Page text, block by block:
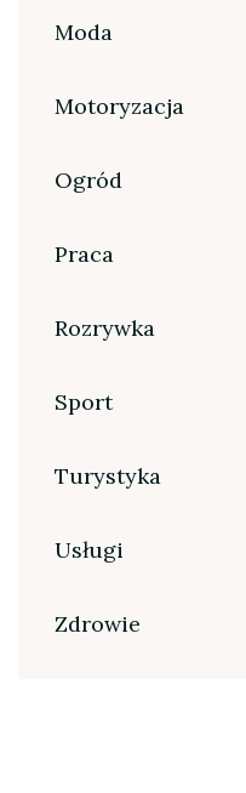
Moda
Motoryzacja
Ogród
Praca
Rozrywka
Sport
Turystyka
Usługi
Zdrowie